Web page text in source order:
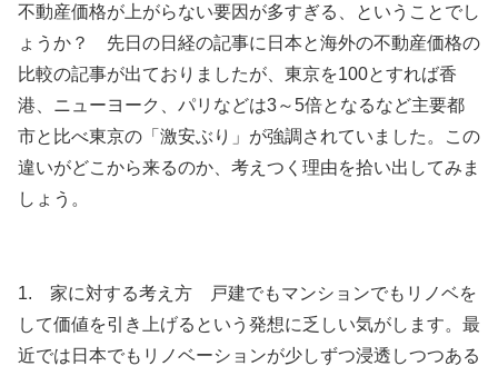
不動産価格が上がらない要因が多すぎる、ということでし
ょうか？ 先日の日経の記事に日本と海外の不動産価格の
比較の記事が出ておりましたが、東京を100とすれば香
港、ニューヨーク、パリなどは3～5倍となるなど主要都
市と比べ東京の「激安ぶり」が強調されていました。この
違いがどこから来るのか、考えつく理由を拾い出してみま
しょう。
1. 家に対する考え方 戸建でもマンションでもリノベを
して価値を引き上げるという発想に乏しい気がします。最
近では日本でもリノベーションが少しずつ浸透しつつある